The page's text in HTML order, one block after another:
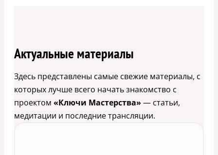
Актуальные материалы
Здесь представлены самые свежие материалы, с
которых лучше всего начать знакомство с
проектом «Ключи Мастерства» — статьи,
медитации и последние трансляции.